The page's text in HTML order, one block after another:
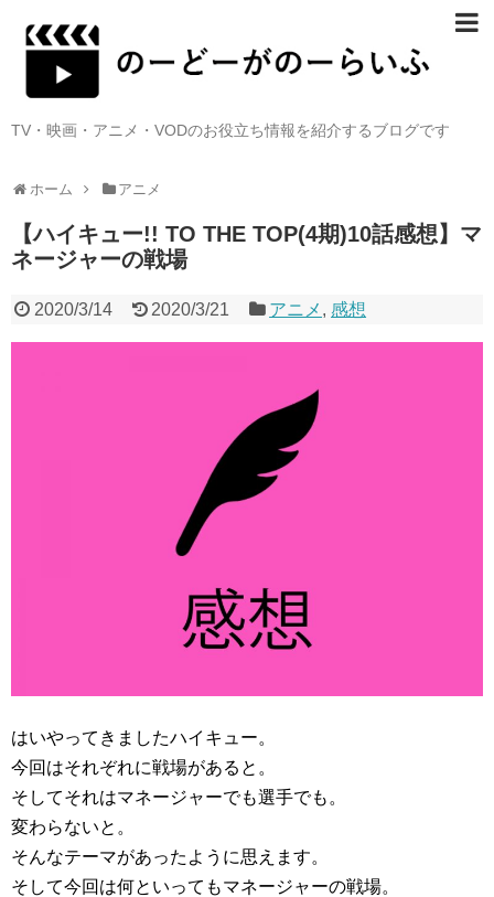
TV・映画・アニメ・VODのお役立ち情報を紹介するブログです
ホーム アニメ
【ハイキュー!! TO THE TOP(4期)10話感想】マ
ネージャーの戦場
2020/3/14 2020/3/21 アニメ ,感想
はいやってきましたハイキュー。
今回はそれぞれに戦場があると。
そしてそれはマネージャーでも選手でも。
変わらないと。
そんなテーマがあったように思えます。
そして今回は何といってもマネージャーの戦場。